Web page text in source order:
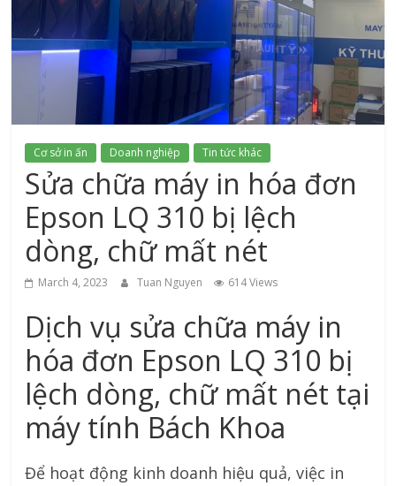
Thanh
Cơ sở in ấn Doanh nghiệp Tin tức khác
Sửa chữa máy in hóa đơn
Epson LQ 310 bị lệch
dòng, chữ mất nét
March 4, 2023 Tuan Nguyen 614 Views
Dịch vụ sửa chữa máy in
hóa đơn Epson LQ 310 bị
lệch dòng, chữ mất nét tại
máy tính Bách Khoa
Để hoạt động kinh doanh hiệu quả, việc in